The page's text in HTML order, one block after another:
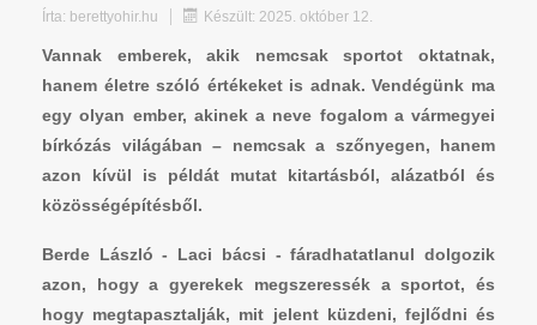
Írta: berettyohir.hu Készült: 2025. október 12.
Vannak emberek, akik nemcsak sportot oktatnak,
hanem életre szóló értékeket is adnak. Vendégünk ma
egy olyan ember, akinek a neve fogalom a vármegyei
bírkózás világában – nemcsak a szőnyegen, hanem
azon kívül is példát mutat kitartásból, alázatból és
közösségépítésből.
Berde László - Laci bácsi - fáradhatatlanul dolgozik
azon, hogy a gyerekek megszeressék a sportot, és
hogy megtapasztalják, mit jelent küzdeni, fejlődni és